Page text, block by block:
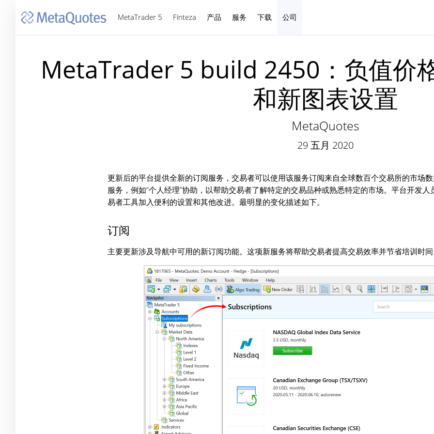
MetaTrader 5 Finteza 产品 服务 下载 公司
MetaTrader 5 build 2450：负值价
和新图表设置
MetaQuotes
29 五月 2020
更新后的平台提供全新的订阅服务，交易者可以使用该服务订阅来自全球数百个交易所的市场
服务，例如“个人经理”协助，以帮助交易者了解特定的交易品种或熟悉特定的市场。平台开发
易者工具加入便利的设置和其他改进。最明显的变化描述如下。
订阅
主要更新涉及导航中可用的新订阅功能。这项新服务将帮助交易者提高交易效率并节省培训时